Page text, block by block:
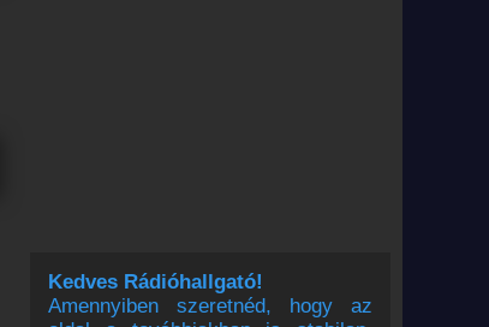
Kedves Rádióhallgató!
Amennyiben szeretnéd, hogy az